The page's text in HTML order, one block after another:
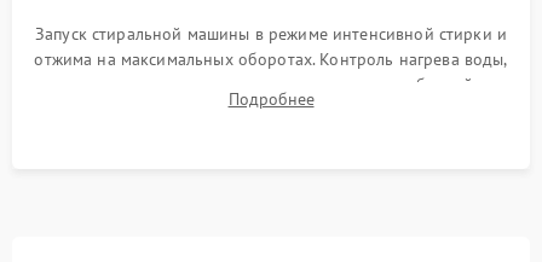
Запуск стиральной машины в режиме интенсивной стирки и
отжима на максимальных оборотах. Контроль нагрева воды,
корректности слива, отсутствия излишних вибраций,
посторонних стуков и протечек под корпусом.
Подробнее